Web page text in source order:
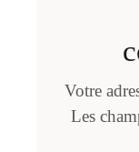
Votre
Les